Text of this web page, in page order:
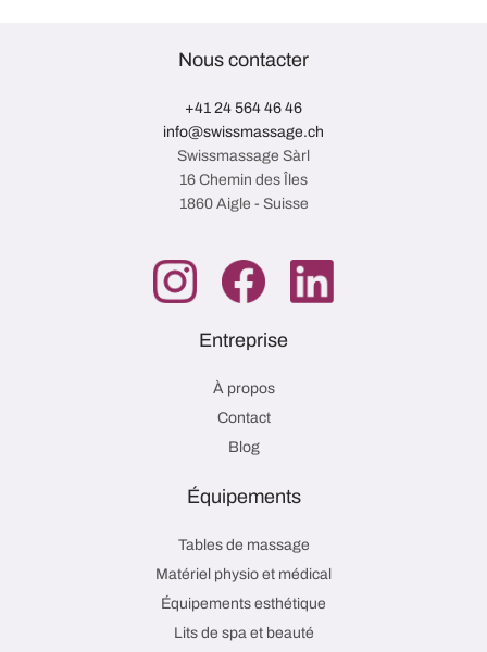
Nous contacter
+41 24 564 46 46
info@swissmassage.ch
Swissmassage Sàrl
16 Chemin des Îles
1860 Aigle - Suisse
Entreprise
À propos
Contact
Blog
Équipements
Tables de massage
Matériel physio et médical
Équipements esthétique
Lits de spa et beauté